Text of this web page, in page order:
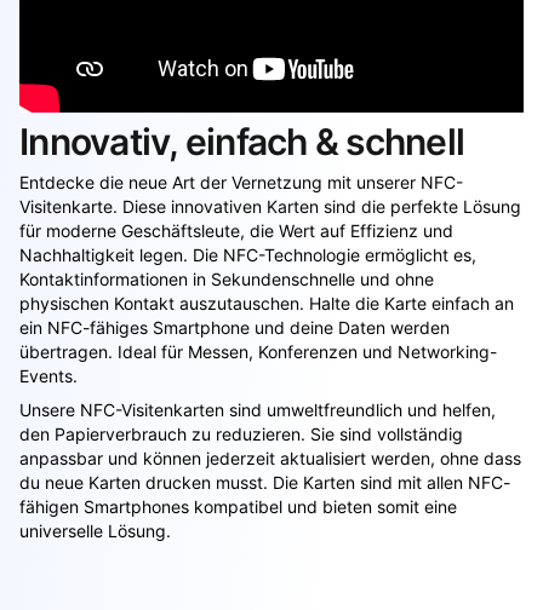
Innovativ, einfach & schnell
Entdecke die neue Art der Vernetzung mit unserer NFC-
Visitenkarte. Diese innovativen Karten sind die perfekte Lösung
für moderne Geschäftsleute, die Wert auf Effizienz und
Nachhaltigkeit legen. Die NFC-Technologie ermöglicht es,
Kontaktinformationen in Sekundenschnelle und ohne
physischen Kontakt auszutauschen. Halte die Karte einfach an
ein NFC-fähiges Smartphone und deine Daten werden
übertragen. Ideal für Messen, Konferenzen und Networking-
Events.
Unsere NFC-Visitenkarten sind umweltfreundlich und helfen,
den Papierverbrauch zu reduzieren. Sie sind vollständig
anpassbar und können jederzeit aktualisiert werden, ohne dass
du neue Karten drucken musst. Die Karten sind mit allen NFC-
fähigen Smartphones kompatibel und bieten somit eine
universelle Lösung.